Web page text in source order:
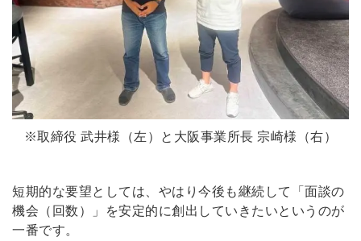
※取締役 武井様（左）と大阪事業所長 宗崎様（右）
短期的な要望としては、やはり今後も継続して「面談の
機会（回数）」を安定的に創出していきたいというのが
一番です。